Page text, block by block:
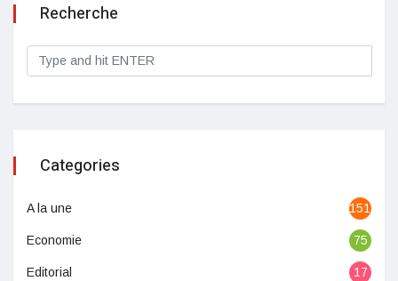
Recherche
Categories
A la une 1513
Economie 75
Editorial 17